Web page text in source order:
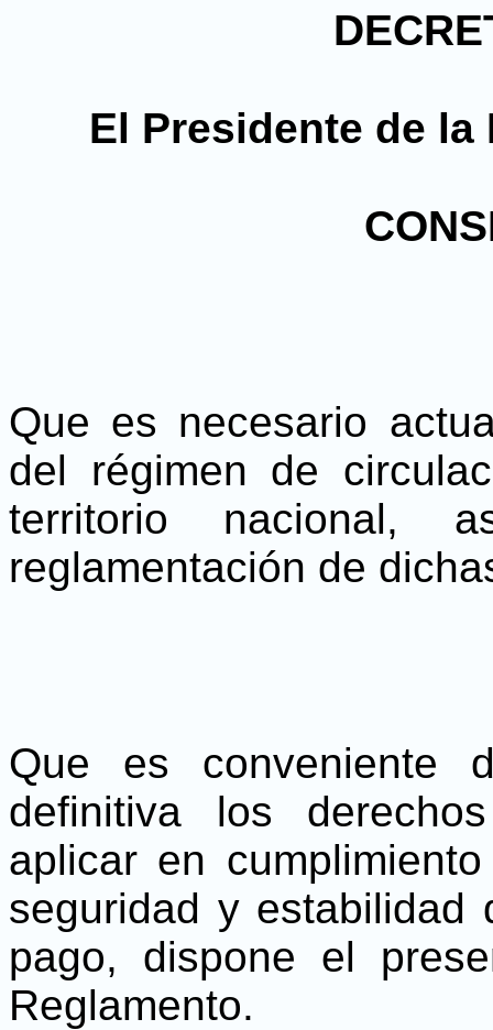
El Presidente de
Que es necesario
del régimen de
territorio nacional,
reglamentación de
Que es conveniente
definitiva los
aplicar en
seguridad y
pago, dispone el
Reglamento.